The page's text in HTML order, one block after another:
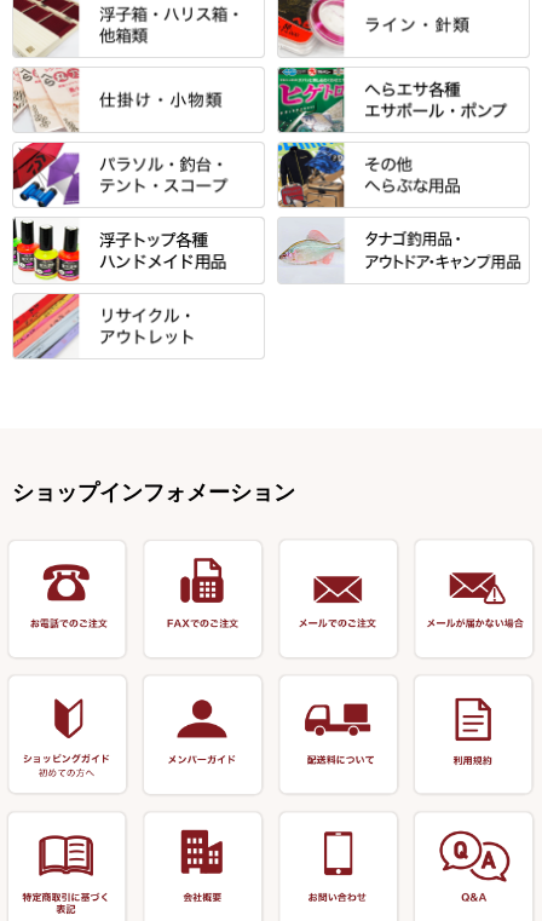
スモールクロコダイルシリーズ
エクセーヌ・スエードシリーズ
バッグ・小物ケース・ワッペン
クッション・シート・スカー
ト・エプロン
保護ケース
アクリルシリーズ・アクセサリ
万力付お膳
クワセ皿・コブ皿・角皿
浮子筒・浮子箱・ハリス箱・玉
ノ柄スタンド
小物箱・うどん箱・うどん皿
ハサミケース
カウンター
針外し・糸ほどき
ダイワ
がまかつ
サクラ・NISSIN・合成竿・他
光竹作 カーボン竿掛・玉ノ柄
匠絆・かちどき・旋（めぐ
る）・千望・千尋・悠月・その
他
すべて
当店オリジナル「勝俊」作
光竹 製品
松村作（万力）
松村作（先受・その他）
万久作
岐山 製品
逍遥（しょうよう）
玉網（高級品）
替網・仕付糸
玉置（高級品）
万力付お膳・うどん皿
先受・メスネジ・その他
すべて
忠相・一志
昴 ・TOMO
りきや ・ 大祐
心也・士天・狂鬼
伊吹 ・ SATTO
KEN∑HI【ケンシ】
すべて
金鯱 シリーズ
浮子箱
浮子立て・浮子筒
ハリスケース
仕掛箱・小物箱
ハリスメジャー系
すべて
東レ・ラーヂ
サンライン ・ ダン
鬼掛・MARUTO
すべて
ウキ止めストッパー・糸・チュ
ーブ
ウキゴム 遊動式
松葉仕掛用
底取りアイテム
ハサミ
すべて
マルキュー 麩系
マルキュー その他
ポンプ絞り器・ポンプ類
すべて
パラソル
テント
リーズ
釣台 釣宝・その他
すべて
バック＆ロッドケース
偏光サングラス
小物ケース・保護ケース
防寒コーナー
すべて
浮子用素材
塗料用 筆
装飾品
リサイクル 竹竿（～19,999円）
リサイクル 竹竿（深山）
リサイクル 浮子
リサイクル 玉網・玉置・フラ
リサイクル 浮子箱・浮子筒・
アウトレット商品
ショップインフォメーション